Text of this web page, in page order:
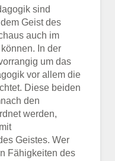
sind
Geist des
auch im
In der
um das
vor allem die
Diese beiden
den
werden,
Geistes. Wer
Fähigkeiten des